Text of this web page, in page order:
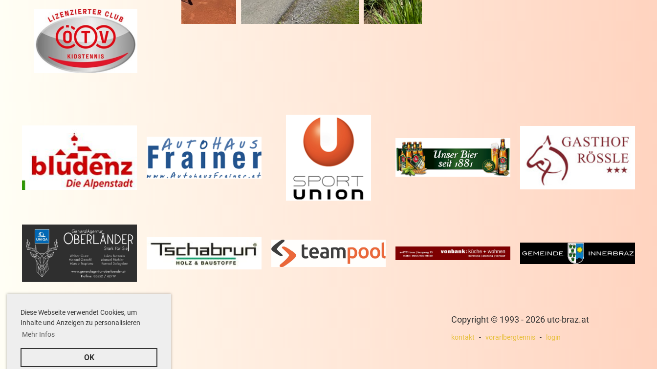
Diese Webseite verwendet Cookies, um
Inhalte und Anzeigen zu personalisieren
Mehr Infos
OK
Besucherstatistik
heute: 52, gestern: 44, gesamt: 13.691
Copyright © 1993 - 2026 utc-braz.at
kontakt - vorarlbergtennis- login